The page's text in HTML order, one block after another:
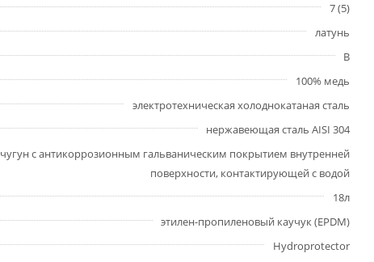
7 (5)
латунь
В
100% медь
электротехническая холоднокатаная сталь
нержавеющая сталь AISI 304
чугун с антикоррозионным гальваническим покрытием внутренней
поверхности, контактирующей с водой
18л
этилен-пропиленовый каучук (EPDM)
Hydroprotector